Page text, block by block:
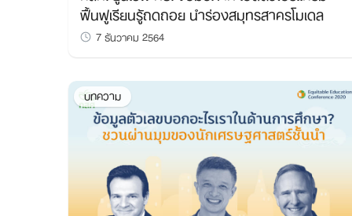
ฟื้นฟูเรียนรู้ถดถอย นำร่องสมุทรสาครโมเดล
7 ธันวาคม 2564
บทความ